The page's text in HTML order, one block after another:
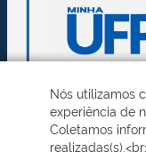
Nós utilizamos
experiência de
Coletamos